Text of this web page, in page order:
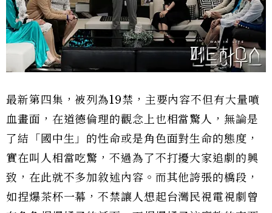
最新第四集，被列為19禁，主要內容不但有大量噴
血畫面，在道德倫理的觀念上也相當驚人，無論是
了結「國中生」的性命或是角色面對生命的態度，
實在叫人相當吃驚，不過為了不打擾大家追劇的興
致，在此就不多加敘述內容。而其他誇張的橋段，
如捏爆茶杯一幕，不禁讓人想起台灣民視電視劇曾